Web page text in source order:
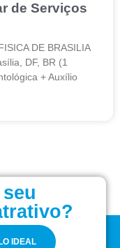
de Serviços
DE BRASILIA
DF, BR (1
+ Auxílio
IDEAL